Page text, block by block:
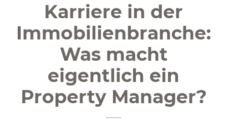
Karriere in der
Immobilienbranche:
Was macht
eigentlich ein
Property Manager?